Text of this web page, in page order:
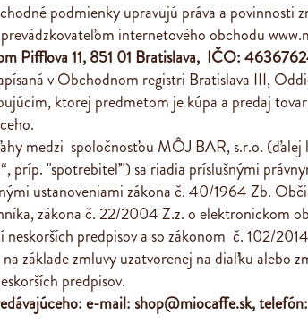
podmienky upravujú práva a povinnosti
internetového obchodu
Pifflova 11, 851 01 Bratislava, IČO:
v Obchodnom registri Bratislava III,
ktorej predmetom je kúpa a predaj
medzi spoločnosťou MÔJ BAR, s.r.o.
príp. "spotrebiteľ") sa riadia príslušnými
ustanoveniami zákona č. 40/1964 Zb.
zákona č. 22/2004 Z.z. o elektronickom
neskorších predpisov a so zákonom č. 102/
základe zmluvy uzatvorenej na diaľku alebo
predpisov.
e-mail:shop@miocaffe.sk,